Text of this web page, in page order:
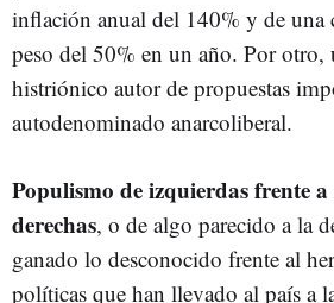
inflación anual del 140% y de una
peso del 50% en un año. Por otro,
histriónico autor de propuestas
autodenominado anarcoliberal.
Populismo de izquierdas frente
derechas, o de algo parecido a la
ganado lo desconocido frente al
políticas que han llevado al país a